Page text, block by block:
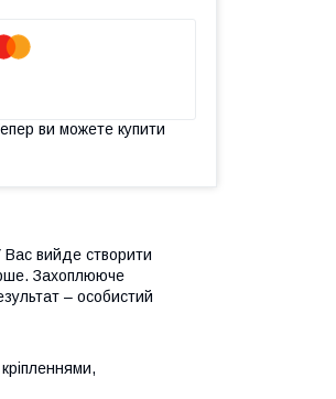
ви можете купити
вийде створити
Захоплююче
– особистий